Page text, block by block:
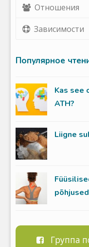
Отношения
Зависимости
Популярное
Kas see
ATH?
Liigne
Группа